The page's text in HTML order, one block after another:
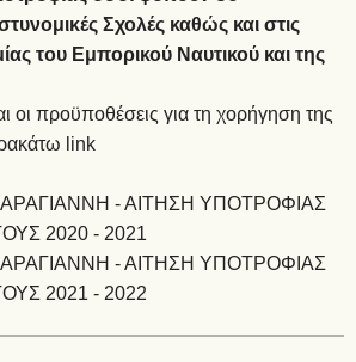
Σχολές καθώς και στις
του Εμπορικού Ναυτικού και της
οι προϋποθέσεις για τη χορήγηση της
link
- ΑΙΤΗΣΗ ΥΠΟΤΡΟΦΙΑΣ
2020 - 2021
- ΑΙΤΗΣΗ ΥΠΟΤΡΟΦΙΑΣ
2021 - 2022